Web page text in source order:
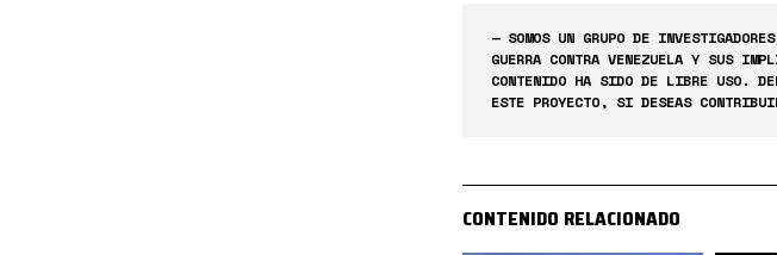
— SOMOS UN GRUPO DE
GUERRA CONTRA VENEZUELA Y SUS
CONTENIDO HA SIDO DE LIBRE USO.
ESTE PROYECTO, SI DESEAS
CONTENIDO RELACIONADO